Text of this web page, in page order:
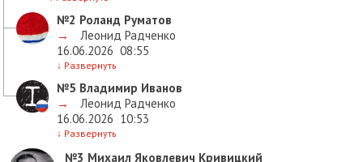
№2 Роланд Руматов
→
Леонид Радченко
16.06.2026 08:55
↓ Развернуть
№5 Владимир Иванов
→
Леонид Радченко
16.06.2026 10:53
↓ Развернуть
№3 Михаил Яковлевич Кривицкий